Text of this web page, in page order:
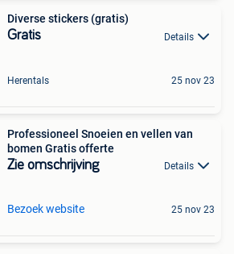
Diverse stickers (gratis)
Gratis Details
Herentals 25 nov 23
Professioneel Snoeien en vellen van
bomen Gratis offerte
Zie omschrijving Details
Bezoek website 25 nov 23